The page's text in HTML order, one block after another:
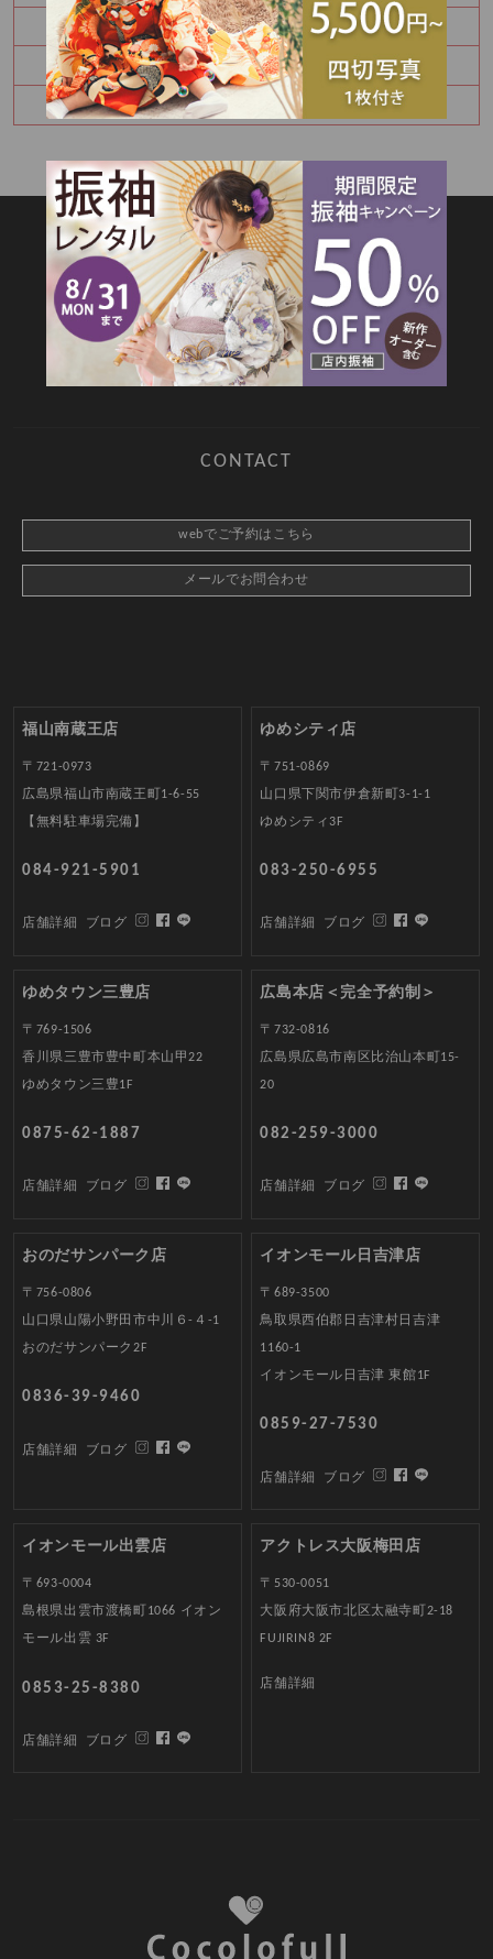
お宮参り・百日祝いはご家族撮影もおすすめです
七五三8月キャンペーン✨
ハーフバースデー撮影のご予約承り中です
SITEMAP
TOP 新着情報
撮影メニュー
料金・商品
キャンペーン
衣装カタログ
店舗情報
よくあるご質問
お問合せ
CONTACT
webでご予約はこちら
メールでお問合わせ
福山南蔵王店
〒721-0973
広島県福山市南蔵王町1-6-55
【無料駐車場完備】
084-921-5901
店舗詳細 ブログ
ゆめシティ店
〒751-0869
山口県下関市伊倉新町3-1-1
ゆめシティ3F
083-250-6955
店舗詳細 ブログ
ゆめタウン三豊店
〒769-1506
香川県三豊市豊中町本山甲22
ゆめタウン三豊1F
0875-62-1887
店舗詳細 ブログ
広島本店＜完全予約制＞
〒732-0816
広島県広島市南区比治山本町15-
20
082-259-3000
店舗詳細 ブログ
おのだサンパーク店
〒756-0806
山口県山陽小野田市中川６-４-1
おのだサンパーク2F
0836-39-9460
店舗詳細 ブログ
イオンモール日吉津店
〒689-3500
鳥取県西伯郡日吉津村日吉津
1160-1
イオンモール日吉津 東館1F
0859-27-7530
店舗詳細 ブログ
イオンモール出雲店
〒693-0004
島根県出雲市渡橋町1066 イオン
モール出雲 3F
0853-25-8380
店舗詳細 ブログ
アクトレス大阪梅田店
〒530-0051
大阪府大阪市北区太融寺町2-18
FUJIRIN8 2F
店舗詳細